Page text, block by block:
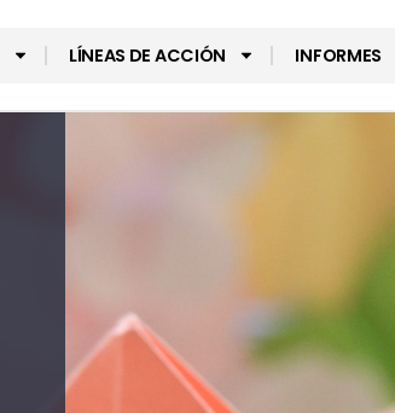
LÍNEAS DE ACCIÓN INFORMES